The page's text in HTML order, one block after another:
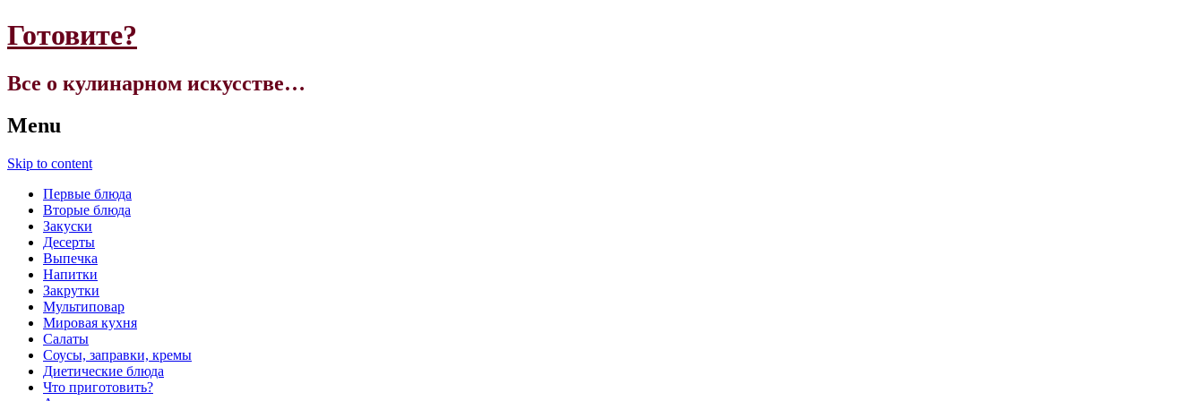
Готовите?
Все о кулинарном искусстве…
Menu
Skip to content
Первые блюда
Вторые блюда
Закуски
Десерты
Выпечка
Напитки
Закрутки
Мультиповар
Мировая кухня
Салаты
Соусы, заправки, кремы
Диетические блюда
Что приготовить?